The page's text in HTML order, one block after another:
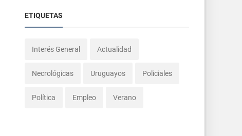
ETIQUETAS
Interés General Actualidad
Necrológicas Uruguayos Policiales
Política Empleo Verano